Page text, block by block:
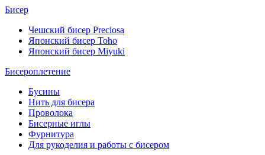
Бисер
Чешский бисер Preciosa
Японский бисер Toho
Японский бисер Miyuki
Бисероплетение
Бусины
Нить для бисера
Проволока
Бисерные иглы
Фурнитура
Для рукоделия и работы с бисером